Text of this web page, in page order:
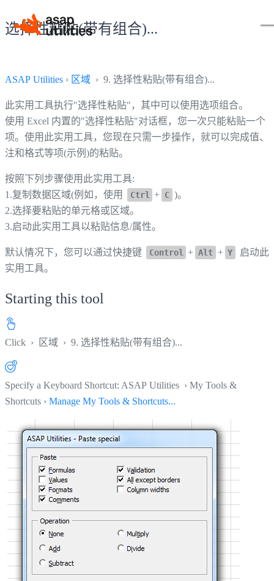
选择性粘贴(带有组合)...
ASAP Utilities › 区域 › 9. 选择性粘贴(带有组合)...
此实用工具执行"选择性粘贴"，其中可以使用选项组合。
使用 Excel 内置的"选择性粘贴"对话框，您一次只能粘贴一个
项。使用此实用工具，您现在只需一步操作，就可以完成值、
注和格式等项(示例)的粘贴。
按照下列步骤使用此实用工具:
1.复制数据区域(例如，使用
Ctrl + C )。
2.选择要粘贴的单元格或区域。
3.启动此实用工具以粘贴信息/属性。
默认情况下，您可以通过快捷键 Control + Alt + Y
启动此
实用工具。
Starting this tool
Click › 区域 › 9. 选择性粘贴(带有组合)...
Specify a Keyboard Shortcut: ASAP Utilities › My Tools &
Shortcuts › Manage My Tools & Shortcuts...